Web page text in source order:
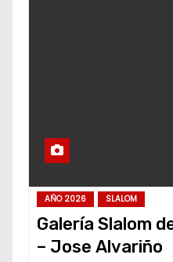
AÑO 2026 SLALOM
Galería Slalom
– Jose Alvariño